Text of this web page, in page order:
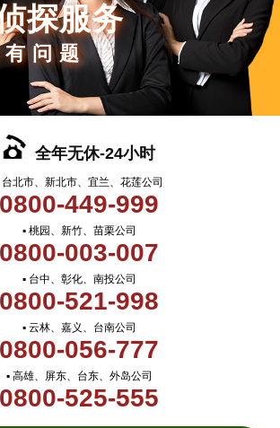
探服务
问题
全年无休-24小时
台北市、新北市、宜兰、花莲公司
0800-449-999
▪ 桃园、新竹、苗栗公司
0800-003-007
▪ 台中、彰化、南投公司
0800-521-998
▪ 云林、嘉义、台南公司
0800-056-777
▪ 高雄、屏东、台东、外岛公司
0800-525-555